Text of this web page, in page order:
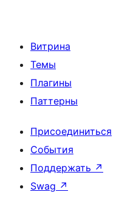
Витрина
Темы
Плагины
Паттерны
Присоединиться
События
Поддержать ↗
Swag ↗